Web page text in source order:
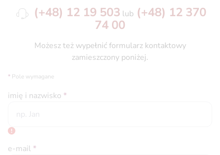
(+48) 12 19 503 lub (+48) 12 370
74 00
Możesz też wypełnić formularz kontaktowy
zamieszczony poniżej.
* Pole wymagane
imię i nazwisko *
e-mail*